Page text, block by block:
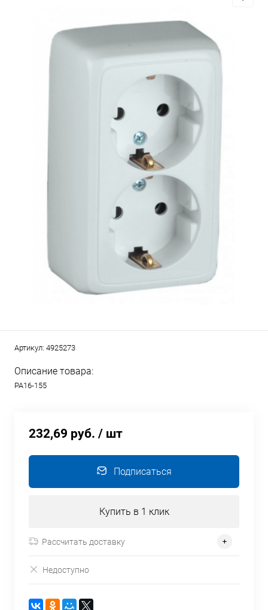
Артикул: 4925273
Описание товара:
РА16-155
232,69 руб. / шт
Подписаться
Купить в 1 клик
Рассчитать доставку
Недоступно